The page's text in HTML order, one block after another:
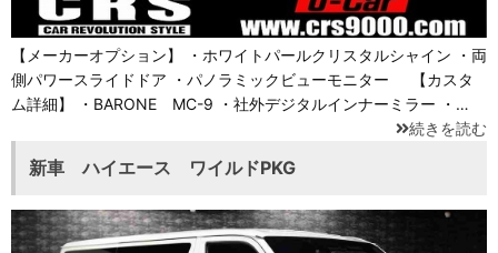
【メーカーオプション】 ・ホワイトパールクリスタルシャイン ・両
側パワースライドドア ・パノラミックビューモニター 【カスタ
ム詳細】 ・BARONE MC-9 ・社外デジタルインナーミラー ・…
続きを読む
新車 ハイエース ワイルドPKG